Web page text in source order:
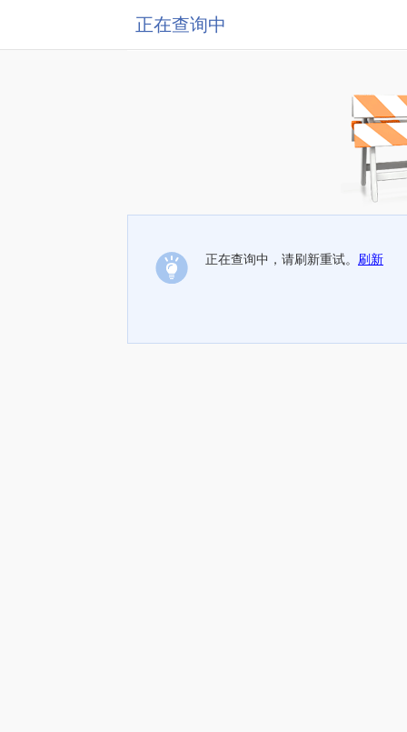
正在查询中
正在查询中，请刷新重试。 刷新